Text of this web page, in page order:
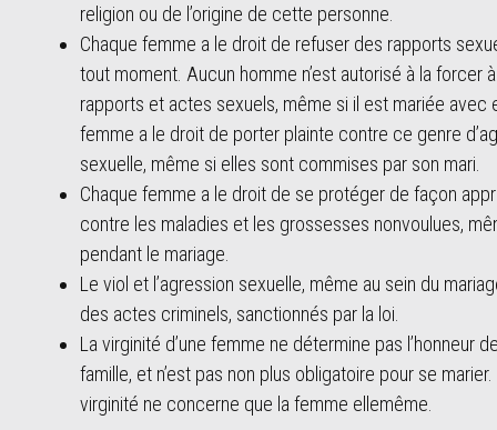
religion ou de l’origine de cette personne.
Chaque femme a le droit de refuser des rapports
tout moment. Aucun homme n’est autorisé à la forcer
rapports et actes sexuels, même si il est mariée avec
femme a le droit de porter plainte contre ce genre
sexuelle, même si elles sont commises par son mari.
Chaque femme a le droit de se protéger de façon
contre les maladies et les grossesses nonvoulues,
pendant le mariage.
Le viol et l’agression sexuelle, même au sein du
des actes criminels, sanctionnés par la loi.
La virginité d’une femme ne détermine pas l’honneur
famille, et n’est pas non plus obligatoire pour se marier.
virginité ne concerne que la femme ellemême.